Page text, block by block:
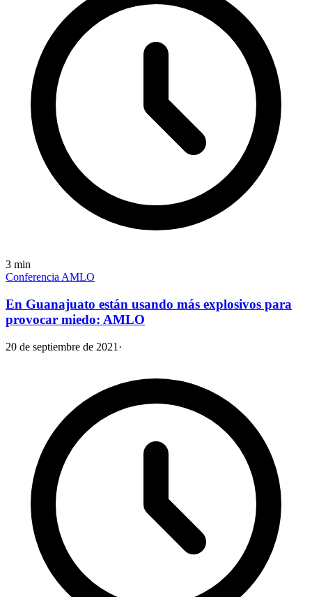
3 min
Conferencia AMLO
En Guanajuato están usando más explosivos para
provocar miedo: AMLO
20 de septiembre de 2021 ·